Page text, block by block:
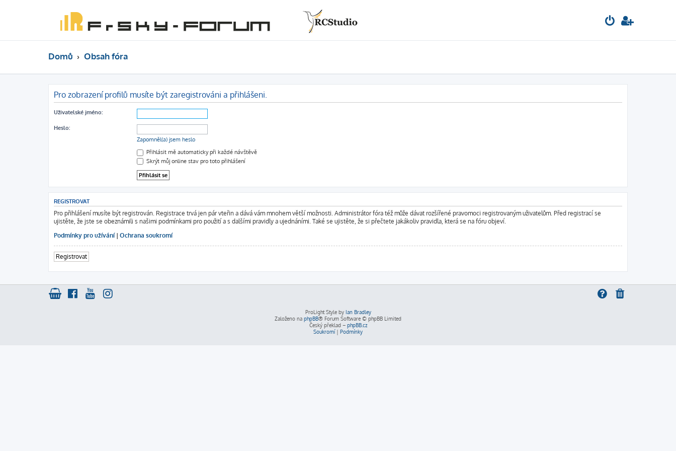
Domů Obsah fóra
Pro zobrazení profilů musíte být zaregistrováni a přihlášeni.
Uživatelské jméno:
Heslo:
Zapomněl(a) jsem heslo
Přihlásit mě automaticky při každé návštěvě
Skrýt můj online stav pro toto přihlášení
REGISTROVAT
Pro přihlášení musíte být registrován. Registrace trvá jen pár vteřin a dává vám mnohem větší možnosti. Administrátor fóra též může dávat rozšířené pravomoci registrovaným uživatelům. Před registrací se
ujistěte, že jste se obeznámili s našimi podmínkami pro použití a s dalšími pravidly a ujednáními. Také se ujistěte, že si přečtete jakákoliv pravidla, která se na fóru objeví.
Podmínky pro užívání| Ochrana soukromí
Registrovat
ProLight Style by Ian Bradley
Založeno na phpBB® Forum Software © phpBB Limited
Český překlad – phpBB.cz
Soukromí| Podmínky